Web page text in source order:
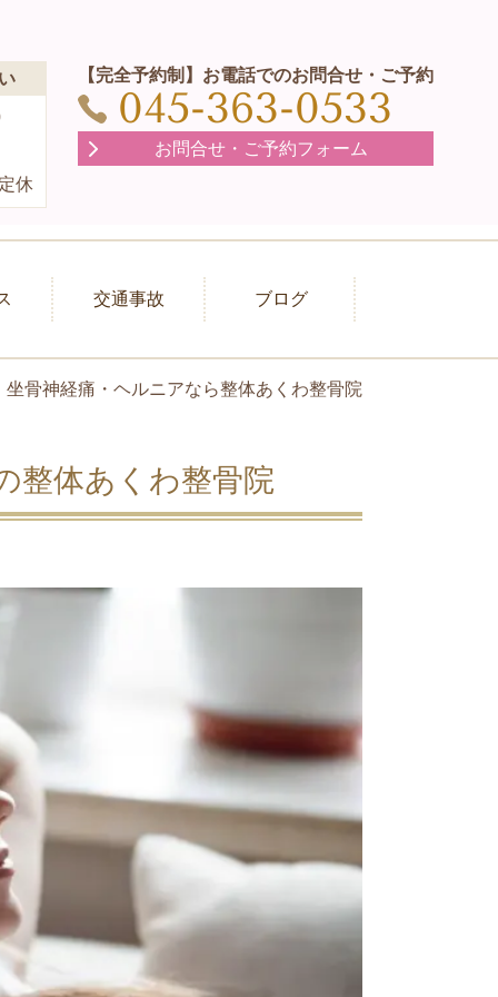
休
【完全予約制】お電話でのお問合せ・ご予約
045-363-0533
お問合せ・ご予約フォーム
交通事故 ブログ
骨神経痛・ヘルニアなら整体あくわ整骨院
整体あくわ整骨院